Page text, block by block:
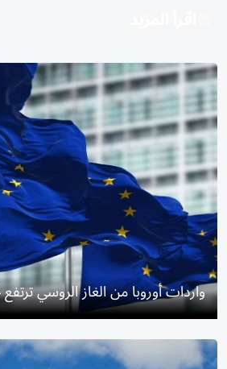
واردات أوروبا من الغاز الروسي ترتفع 14%